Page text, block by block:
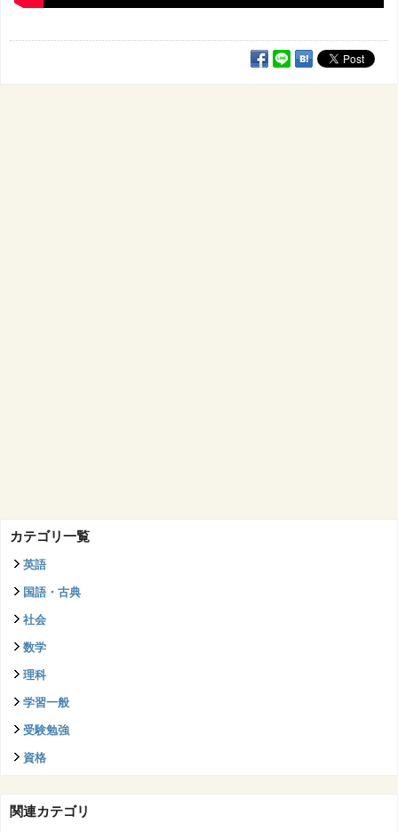
カテゴリ一覧
英語
国語・古典
社会
数学
理科
学習一般
受験勉強
資格
関連カテゴリ